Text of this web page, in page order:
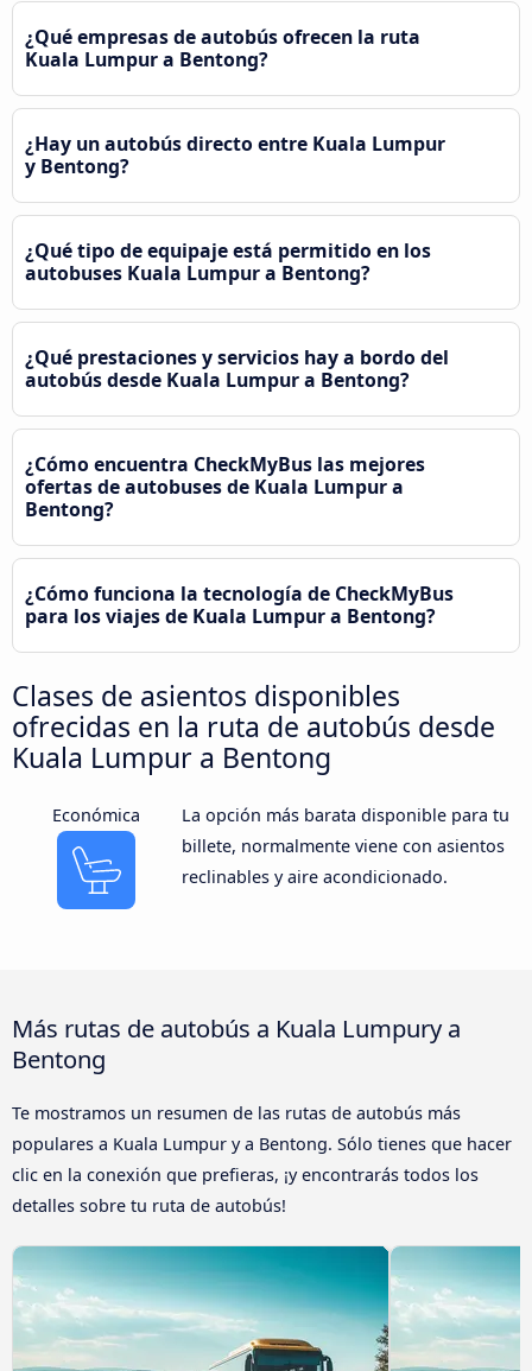
¿Qué empresas de autobús ofrecen la ruta
Kuala Lumpur a Bentong?
¿Hay un autobús directo entre Kuala Lumpur
y Bentong?
¿Qué tipo de equipaje está permitido en los
autobuses Kuala Lumpur a Bentong?
¿Qué prestaciones y servicios hay a bordo del
autobús desde Kuala Lumpur a Bentong?
¿Cómo encuentra CheckMyBus las mejores
ofertas de autobuses de Kuala Lumpur a
Bentong?
¿Cómo funciona la tecnología de CheckMyBus
para los viajes de Kuala Lumpur a Bentong?
Clases de asientos disponibles
ofrecidas en la ruta de autobús desde
Kuala Lumpur a Bentong
Económica
La opción más barata disponible para tu
billete, normalmente viene con asientos
reclinables y aire acondicionado.
Más rutas de autobús a Kuala Lumpury a
Bentong
Te mostramos un resumen de las rutas de autobús más
populares a Kuala Lumpur y a Bentong. Sólo tienes que hacer
clic en la conexión que prefieras, ¡y encontrarás todos los
detalles sobre tu ruta de autobús!